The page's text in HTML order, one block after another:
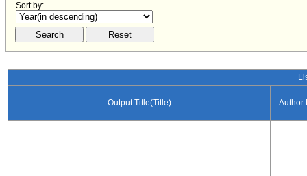
Sort by:
−
Output Title(Title) Author